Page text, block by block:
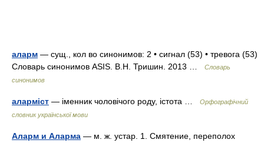
аларм — сущ., кол во синонимов: 2 • сигнал (53) • тревога (53)
Словарь синонимов ASIS. В.Н. Тришин. 2013 …
Словарь
синонимов
аларміст — іменник чоловічого роду, істота …
Орфографічний
словник української мови
Аларм и Аларма — м. ж. устар. 1. Смятение, переполох